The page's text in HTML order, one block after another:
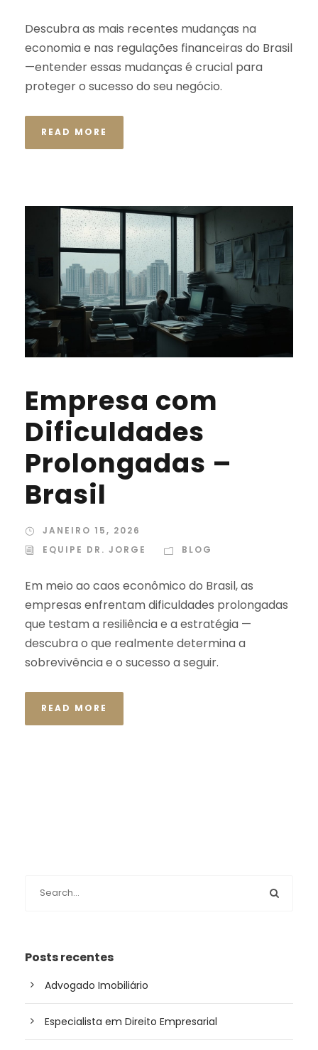
Descubra as mais recentes mudanças na
economia e nas regulações financeiras do Brasil
—entender essas mudanças é crucial para
proteger o sucesso do seu negócio.
READ MORE
Empresa com
Dificuldades
Prolongadas –
Brasil
JANEIRO 15, 2026
EQUIPE DR. JORGE
BLOG
Em meio ao caos econômico do Brasil, as
empresas enfrentam dificuldades prolongadas
que testam a resiliência e a estratégia —
descubra o que realmente determina a
sobrevivência e o sucesso a seguir.
READ MORE
Posts recentes
Advogado Imobiliário
Especialista em Direito Empresarial